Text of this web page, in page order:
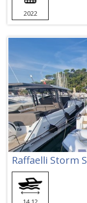
2022
Raffaelli Storm S